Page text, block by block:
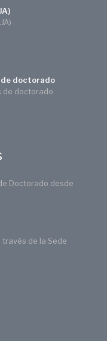
doctorado
de doctorado
Doctorado desde
de la Sede